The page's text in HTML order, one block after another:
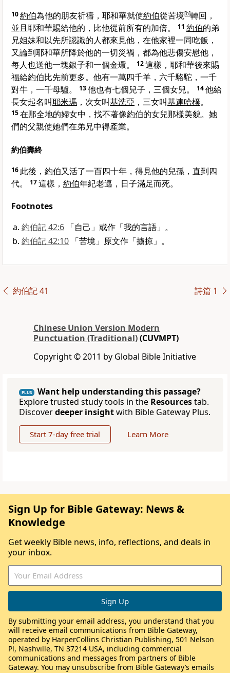
10約伯為他的朋友祈禱，耶和華就使約伯從苦境[b]轉回，
並且耶和華賜給他的，比他從前所有的加倍。
11 約伯的弟
兄姐妹和以先所認識的人都來見他，在他家裡一同吃飯，
又論到耶和華所降於他的一切災禍，都為他悲傷安慰他，
每人也送他一塊銀子和一個金環。
12這樣，耶和華後來賜
福給約伯比先前更多。他有一萬四千羊，六千駱駝，一千
對牛，一千母驢。
13他也有七個兒子，三個女兒。 14他給
長女起名叫耶米瑪 ，次女叫基洗亞 ，三女叫基連哈樸。
15在那全地的婦女中，找不著像約伯的女兒那樣美貌。她
們的父親使她們在弟兄中得產業。
約伯壽終
16 此後， 約伯又活了一百四十年，得見他的兒孫，直到四
代。
17這樣， 約伯年紀老邁，日子滿足而死。
Footnotes
約伯記 42:6 「自己」或作「我的言語」。
約伯記 42:10 「苦境」原文作「擄掠」。
約伯記 41 詩篇 1
Chinese Union Version Modern
Punctuation (Traditional)(CUVMPT)
Copyright © 2011 by Global Bible Initiative
PLUS
Want help understanding this passage?
Explore trusted study tools in the Resourcestab.
Discoverdeeper insightwith Bible Gateway Plus.
Start 7-day free trial Learn More
Sign Up for Bible Gateway: News &
Knowledge
Get weekly Bible news, info, reflections, and deals in
your inbox.
By submitting your email address, you understand that you
will receive email communications from Bible Gateway,
operated by HarperCollins Christian Publishing, 501 Nelson
Pl, Nashville, TN 37214 USA, including commercial
communications and messages from partners of Bible
Gateway. You may unsubscribe from Bible Gateway’s emails